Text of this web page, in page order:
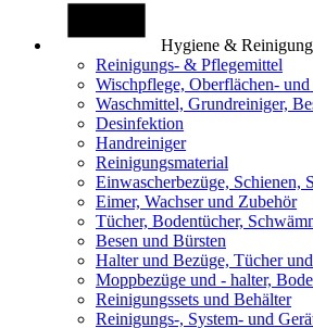
Hygiene & Reinigung
Reinigungs- & Pflegemittel
Wischpflege, Oberflächen-
Waschmittel, Grundreiniger,
Desinfektion
Handreiniger
Reinigungsmaterial
Einwascherbezüge, Schienen,
Eimer, Wachser und Zubehör
Tücher, Bodentücher,
Besen und Bürsten
Halter und Bezüge, Tücher und
Moppbezüge und - halter,
Reinigungssets und Behälter
Reinigungs-, System- und